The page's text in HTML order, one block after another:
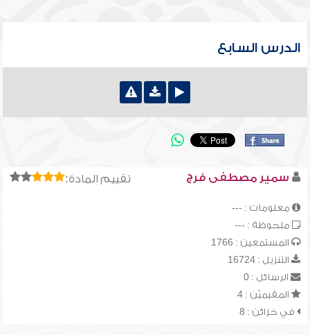
الدرس السابع
تقييم المادة: سمير مصطفى فرج
معلومات : ---
ملحوظة : ---
المستمعين : 1766
التنزيل : 16724
الرسائل : 0
المقيميّن : 4
في خزائن : 8